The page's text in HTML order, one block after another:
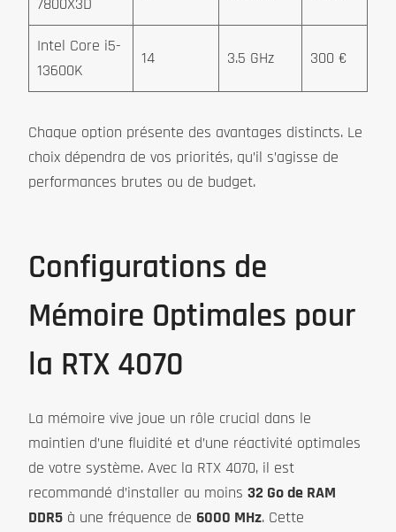
Intel Core i5-
13600K
14 3.5 GHz 300 €
Chaque option présente des avantages distincts. Le
choix dépendra de vos priorités, qu’il s’agisse de
performances brutes ou de budget.
Configurations de
Mémoire Optimales pour
la RTX 4070
La mémoire vive joue un rôle crucial dans le
maintien d’une fluidité et d’une réactivité optimales
de votre système. Avec la RTX 4070, il est
recommandé d’installer au moins 32 Go de RAM
DDR5 à une fréquence de 6000 MHz. Cette